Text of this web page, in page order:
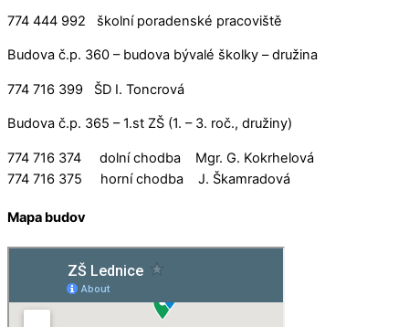
774 444 992 školní poradenské pracoviště
Budova č.p. 360 – budova bývalé školky – družina
774 716 399 ŠD I. Toncrová
Budova č.p. 365 – 1.st ZŠ (1. – 3. roč., družiny)
774 716 374 dolní chodba Mgr. G. Kokrhelová
774 716 375 horní chodba J. Škamradová
Mapa budov